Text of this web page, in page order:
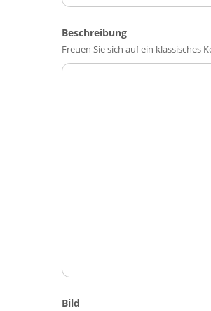
Beschreibung
Freuen Sie sich auf ein klassisches
Bild